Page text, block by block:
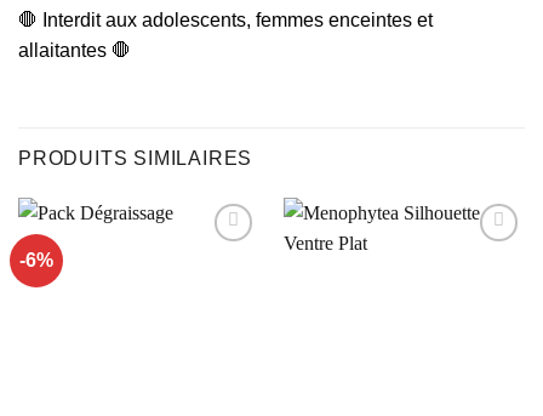
🛑 Interdit aux adolescents, femmes enceintes et
allaitantes 🛑
PRODUITS SIMILAIRES
-6%